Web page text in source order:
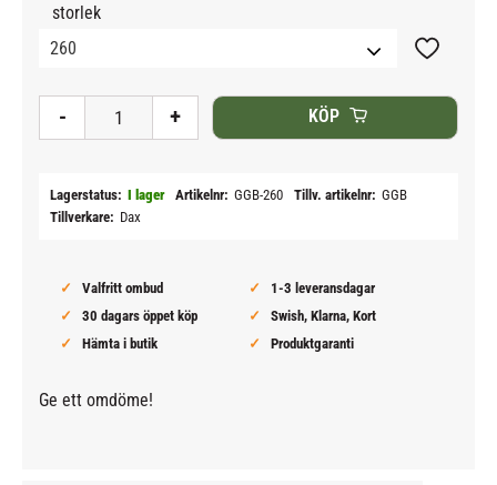
storlek
+
- KÖP
Lägg till
Lagerstatus I lager Artikelnr GGB-260 Tillv. artikelnr GGB
Tillverkare
Dax
Valfritt ombud
1-3 leveransdagar
30 dagars öppet köp
Swish, Klarna, Kort
Hämta i butik
Produktgaranti
Ge ett omdöme!